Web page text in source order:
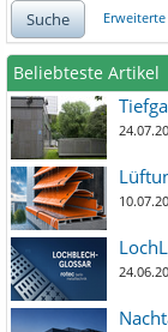
Suche
Beliebteste Artikel